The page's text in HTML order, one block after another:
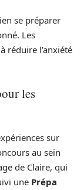
se préparer
Les
réduire l’anxiété
les
sur
au sein
de Claire, qui
une Prépa